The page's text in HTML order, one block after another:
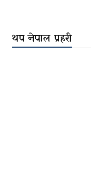
थप नेपाल प्रहरी